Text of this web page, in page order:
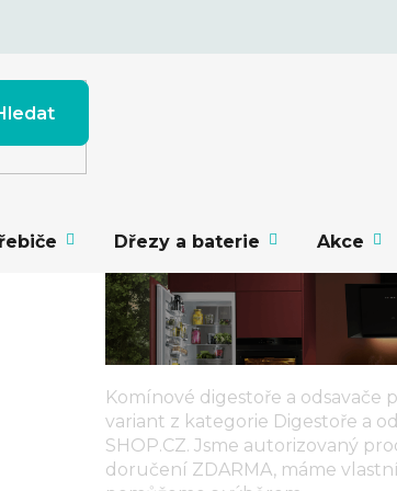
Dřezy a baterie Akce
Komínové digestoře a odsavače
variant z kategorie Digestoře a
SHOP.CZ. Jsme autorizovaný
doručení ZDARMA, máme